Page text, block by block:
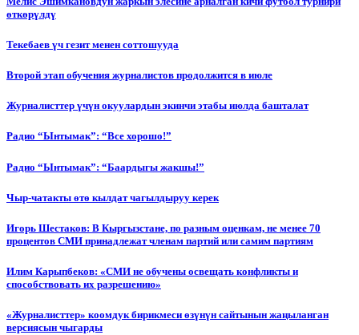
өткөрүлдү
Текебаев үч гезит менен соттошууда
Второй этап обучения журналистов продолжится в июле
Журналисттер үчүн окуулардын экинчи этабы июлда башталат
Радио “Ынтымак”: “Все хорошо!”
Радио “Ынтымак”: “Баардыгы жакшы!”
Чыр-чатакты өтө кылдат чагылдыруу керек
Игорь Шестаков: В Кыргызстане, по разным оценкам, не менее 70
процентов СМИ принадлежат членам партий или самим партиям
Илим Карыпбеков: «СМИ не обучены освещать конфликты и
способствовать их разрешению»
«Журналисттер» коомдук бирикмеси өзүнүн сайтынын жаңыланган
версиясын чыгарды